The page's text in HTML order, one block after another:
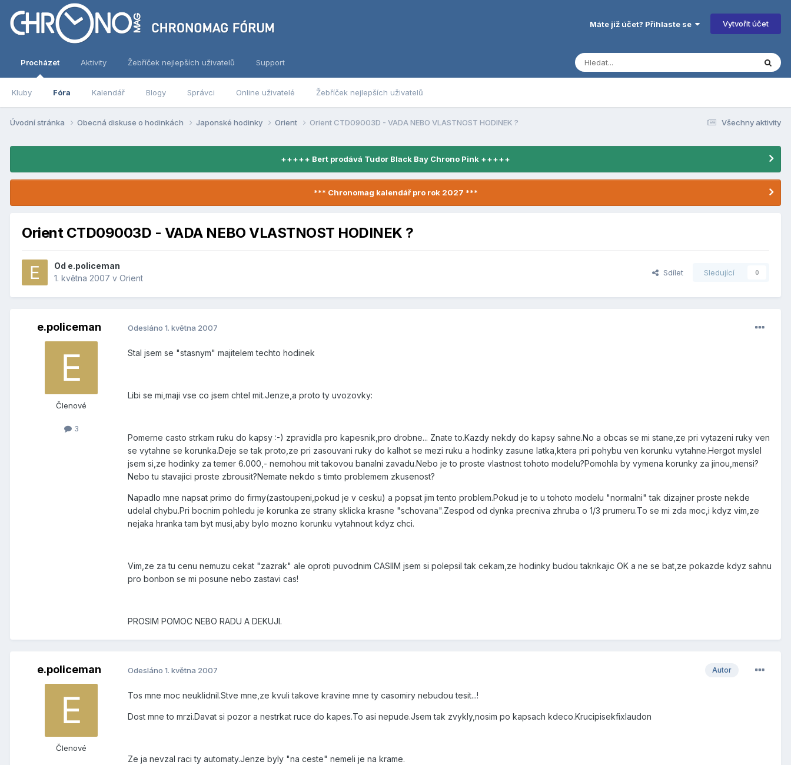
Máte již účet? Přihlaste se Vytvořit účet
Procházet
Kluby Fóra Kalendář Blogy Správci Online uživatelé Žebříček nejlepších uživatelů
Aktivity Žebříček nejlepších uživatelů Support
Všechny aktivity
Úvodní stránka Obecná diskuse o hodinkách Japonské hodinky Orient Orient CTD09003D - VADA NEBO VLASTNOST HODINEK ?
+++++ Bert prodává Tudor Black Bay Chrono Pink +++++
*** Chronomag kalendář pro rok 2027 ***
Orient CTD09003D - VADA NEBO VLASTNOST HODINEK ?
Od e.policeman
1. května 2007 v Orient
Sdílet Sledující 0
e.policeman
Členové
3
Odesláno 1. května 2007
Stal jsem se "stasnym" majitelem techto hodinek
Libi se mi,maji vse co jsem chtel mit.Jenze,a proto ty uvozovky:
Pomerne casto strkam ruku do kapsy :-) zpravidla pro kapesnik,pro drobne... Znate to.Kazdy nekdy do kapsy sahne.No a obcas se mi stane,ze pri vytazeni ruky ven
se vytahne se korunka.Deje se tak proto,ze pri zasouvani ruky do kalhot se mezi ruku a hodinky zasune latka,ktera pri pohybu ven korunku vytahne.Hergot myslel
jsem si,ze hodinky za temer 6.000,- nemohou mit takovou banalni zavadu.Nebo je to proste vlastnost tohoto modelu?Pomohla by vymena korunky za jinou,mensi?
Nebo tu stavajici proste zbrousit?Nemate nekdo s timto problemem zkusenost?
Napadlo mne napsat primo do firmy(zastoupeni,pokud je v cesku) a popsat jim tento problem.Pokud je to u tohoto modelu "normalni" tak dizajner proste nekde
udelal chybu.Pri bocnim pohledu je korunka ze strany sklicka krasne "schovana".Zespod od dynka precniva zhruba o 1/3 prumeru.To se mi zda moc,i kdyz vim,ze
nejaka hranka tam byt musi,aby bylo mozno korunku vytahnout kdyz chci.
Vim,ze za tu cenu nemuzu cekat "zazrak" ale oproti puvodnim CASIIM jsem si polepsil tak cekam,ze hodinky budou takrikajic OK a ne se bat,ze pokazde kdyz sahnu
pro bonbon se mi posune nebo zastavi cas!
PROSIM POMOC NEBO RADU A DEKUJI.
e.policeman
Členové
Autor
Odesláno 1. května 2007
Tos mne moc neuklidnil.Stve mne,ze kvuli takove kravine mne ty casomiry nebudou tesit...!
Dost mne to mrzi.Davat si pozor a nestrkat ruce do kapes.To asi nepude.Jsem tak zvykly,nosim po kapsach kdeco.Krucipisekfixlaudon
Ze ja nevzal raci ty automaty.Jenze byly "na ceste" nemeli je na krame.